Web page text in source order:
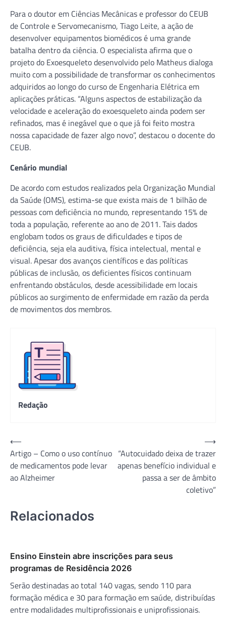
Para o doutor em Ciências Mecânicas e professor do CEUB
de Controle e Servomecanismo, Tiago Leite, a ação de
desenvolver equipamentos biomédicos é uma grande
batalha dentro da ciência. O especialista afirma que o
projeto do Exoesqueleto desenvolvido pelo Matheus dialoga
muito com a possibilidade de transformar os conhecimentos
adquiridos ao longo do curso de Engenharia Elétrica em
aplicações práticas. “Alguns aspectos de estabilização da
velocidade e aceleração do exoesqueleto ainda podem ser
refinados, mas é inegável que o que já foi feito mostra
nossa capacidade de fazer algo novo”, destacou o docente do
CEUB.
Cenário mundial
De acordo com estudos realizados pela Organização Mundial
da Saúde (OMS), estima-se que exista mais de 1 bilhão de
pessoas com deficiência no mundo, representando 15% de
toda a população, referente ao ano de 2011. Tais dados
englobam todos os graus de dificuldades e tipos de
deficiência, seja ela auditiva, física intelectual, mental e
visual. Apesar dos avanços científicos e das políticas
públicas de inclusão, os deficientes físicos continuam
enfrentando obstáculos, desde acessibilidade em locais
públicos ao surgimento de enfermidade em razão da perda
de movimentos dos membros.
Redação
Navegação
de
Post
⟵
Artigo – Como o uso contínuo
de medicamentos pode levar
ao Alzheimer
“Autocuidado deixa de trazer
apenas benefício individual e
passa a ser de âmbito
coletivo”
⟶
Relacionados
Ensino Einstein abre inscrições para seus
programas de Residência 2026
Serão destinadas ao total 140 vagas, sendo 110 para
formação médica e 30 para formação em saúde, distribuídas
entre modalidades multiprofissionais e uniprofissionais.